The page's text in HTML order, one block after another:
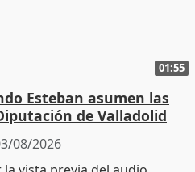
01:55
Esteban asumen las
de Valladolid
08/2026